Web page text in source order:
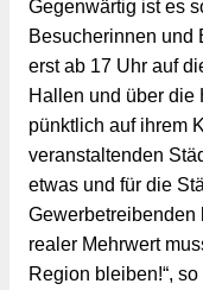
Gegenwärtig ist es
Besucherinnen und
erst ab 17 Uhr auf
Hallen und über die
pünktlich auf ihrem
veranstaltenden
etwas und für die
Gewerbetreibenden
realer Mehrwert
Region bleiben!“,